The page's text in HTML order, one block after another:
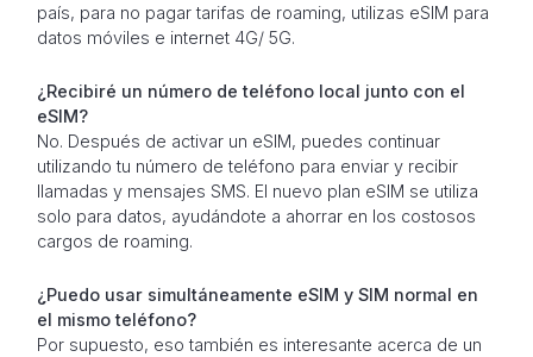
país, para no pagar tarifas de roaming, utilizas eSIM para
datos móviles e internet 4G/ 5G.
¿Recibiré un número de teléfono local junto con el
eSIM?
No. Después de activar un eSIM, puedes continuar
utilizando tu número de teléfono para enviar y recibir
llamadas y mensajes SMS. El nuevo plan eSIM se utiliza
solo para datos, ayudándote a ahorrar en los costosos
cargos de roaming.
¿Puedo usar simultáneamente eSIM y SIM normal en
el mismo teléfono?
Por supuesto, eso también es interesante acerca de un